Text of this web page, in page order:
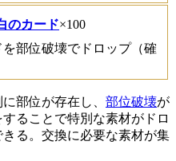
のカード×100
部位破壊でドロップ（確
部位が存在し、 部位破壊が
ることで特別な素材がドロ
る。交換に必要な素材が集